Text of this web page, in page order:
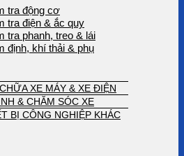
tra động cơ
tra điện & ắc quy
tra phanh, treo & lái
định, khí thải & phụ
XE MÁY & XE ĐIỆN
& CHĂM SÓC XE
BỊ CÔNG NGHIỆP KHÁC